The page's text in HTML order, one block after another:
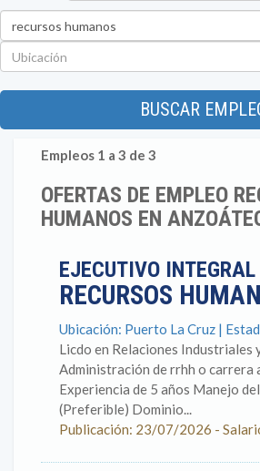
BUSCAR
Empleos 1 a 3 de 3
OFERTAS DE EMPLEO
HUMANOS EN
EJECUTIVO INTEGRAL
RECURSOS
Ubicación: Puerto La Cruz |
Licdo en Relaciones Industriales
Administración de rrhh o carrera
Experiencia de 5 años Manejo
(Preferible) Dominio...
Publicación: 23/07/2026 -